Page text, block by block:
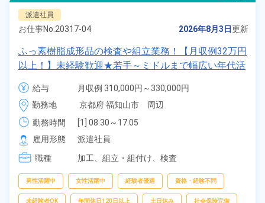
派遣社員
お仕事No. 20317-04 2026年8月3日更新
ふっ素樹脂成形品の検査や組立業務！【月収例32万円
以上！】未経験歓迎★若手～ミドルまで幅広い年代活
躍中！正社員登用のチャンス♪日払いOK！年間休日
123日！《京都府福知山市》
給与
月収例 310,000円～330,000円
時給 1,400円～1,400円
勤務地
京都府 福知山市　周辺
勤務時間
[1] 08:30～17:05
[2] 20:30～05:05
雇用形態
派遣社員
職種
加工、 組立・組付け、 検査
男性活躍中 女性活躍中 経験者優遇 資格・経験不問
未経験者OK 年間休日120日以上 土日休み 社会保険完備